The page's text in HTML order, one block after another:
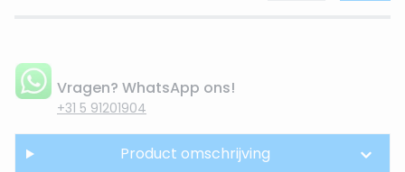
Vragen? WhatsApp ons!
+31 5 91201904
Product omschrijving